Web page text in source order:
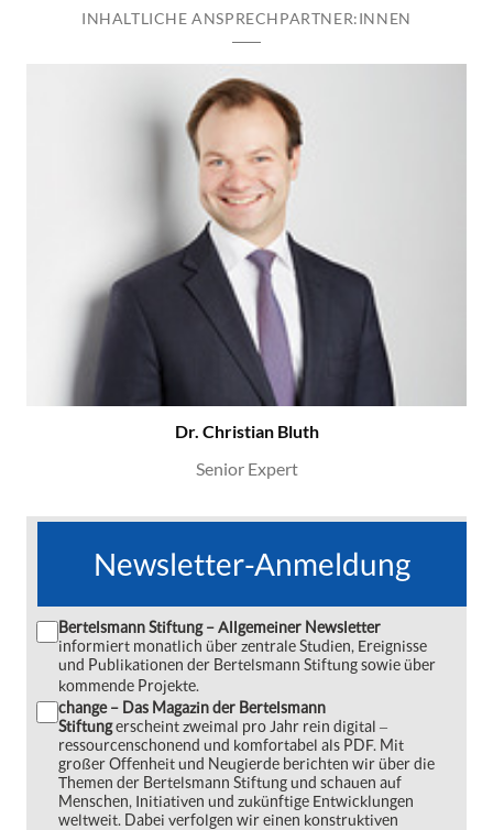
INHALTLICHE ANSPRECHPARTNER:INNEN
Dr. Christian Bluth
Senior Expert
Newsletter-Anmeldung
Bertelsmann Stiftung – Allgemeiner Newsletter
informiert monatlich über zentrale Studien, Ereignisse
und Publikationen der Bertelsmann Stiftung sowie über
kommende Projekte.
change – Das Magazin der Bertelsmann
Stiftungerscheint zweimal pro Jahr rein digital ‒
ressourcenschonend und komfortabel als PDF. Mit
großer Offenheit und Neugierde berichten wir über die
Themen der Bertelsmann Stiftung und schauen auf
Menschen, Initiativen und zukünftige Entwicklungen
weltweit. Dabei verfolgen wir einen konstruktiven